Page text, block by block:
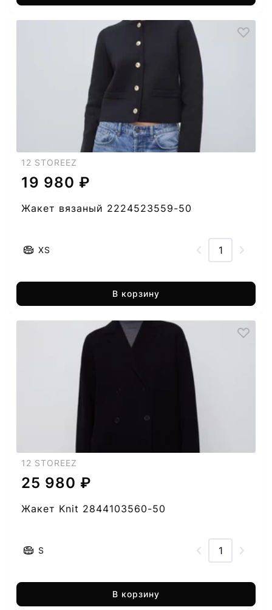
12 STOREEZ
19 980 ₽
Жакет вязаный 2224523559-50
XS
В корзину
12 STOREEZ
25 980 ₽
Жакет Knit 2844103560-50
S
В корзину